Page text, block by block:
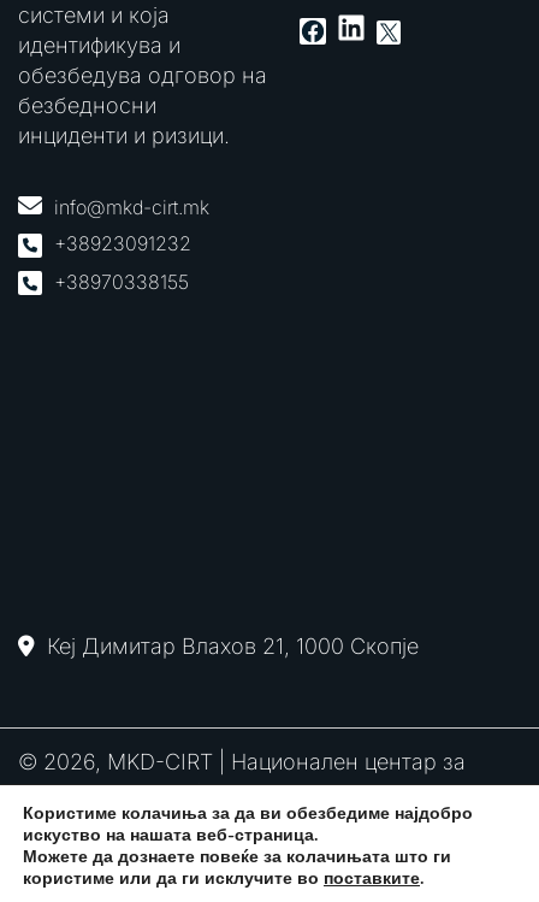
Користиме колачиња за да ви обезбедиме најдобро
искуство на нашата веб-страница.
Можете да дознаете повеќе за колачињата што ги
користиме или да ги исклучите во поставките.
системи и која
идентификува и
обезбедува одговор на
безбедносни
инциденти и ризици.
info@mkd-cirt.mk
+38923091232
+38970338155
Facebook
LinkedIn
X
Кеј Димитар Влахов 21, 1000 Скопје
© 2026, MKD-CIRT | Национален центар за
одговор на компјутерски инциденти
PGP
потпис
RFC2350 Политика за привантост